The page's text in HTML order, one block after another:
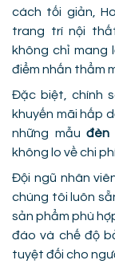
cách tối giản,
trang trí nội
không chỉ
điểm nhấn thẩm
Đặc biệt, chính
khuyến mãi hấp
những mẫu đèn
không lo về chi
Đội ngũ nhân
chúng tôi luôn
sản phẩm phù
đáo và chế độ
tuyệt đối cho